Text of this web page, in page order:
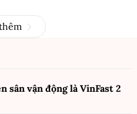
sân vận động là VinFast 2